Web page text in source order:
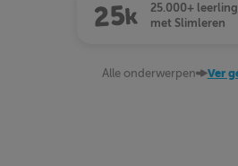
25.000+
met Slimleren
Alle onderwerpen Ver